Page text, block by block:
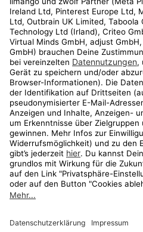
Kundenservice
Shop
Aktionen
Travel